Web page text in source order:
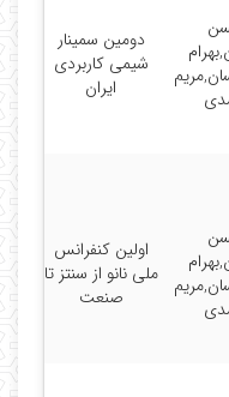
دومین سمینار
شیمی کاربردی
ایران
اولین کنفرانس
ملی نانو از سنتز تا
صنعت